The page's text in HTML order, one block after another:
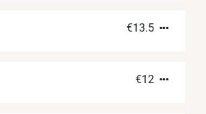
€13.5
€12